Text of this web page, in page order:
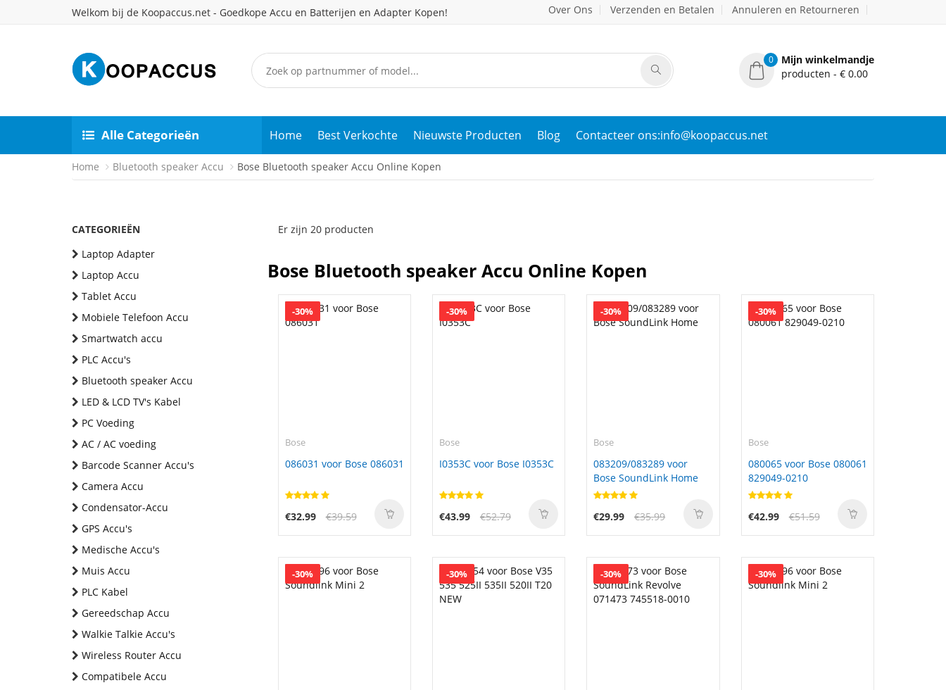
Welkom bij de Koopaccus.net - Goedkope Accu en Batterijen en Adapter Kopen! Over Ons Verzenden en Betalen Annuleren en Retourneren
0
Mijn winkelmandje
producten - € 0.00
Alle Categorieën Home Best Verkochte Nieuwste Producten Blog Contacteer ons:info@koopaccus.net
Home Bluetooth speaker Accu Bose Bluetooth speaker Accu Online Kopen
CATEGORIEËN
Laptop Adapter
Laptop Accu
Tablet Accu
Mobiele Telefoon Accu
Smartwatch accu
PLC Accu's
Bluetooth speaker Accu
LED & LCD TV's Kabel
PC Voeding
AC / AC voeding
Barcode Scanner Accu's
Camera Accu
Condensator-Accu
GPS Accu's
Medische Accu's
Muis Accu
PLC Kabel
Gereedschap Accu
Walkie Talkie Accu's
Wireless Router Accu
Compatibele Accu
Er zijn 20 producten
Bose Bluetooth speaker Accu Online Kopen
-30%
Bose
086031 voor Bose 086031
€32.99 €39.59
-30%
Bose
I0353C voor Bose I0353C
€43.99 €52.79
-30%
Bose
083209/083289 voor
Bose SoundLink Home
€29.99 €35.99
-30%
Bose
080065 voor Bose 080061
829049-0210
€42.99 €51.59
-30% -30% -30% -30%